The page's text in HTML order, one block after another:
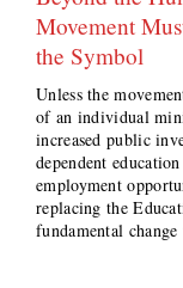
Movement
the Symbol
Unless the
of an individual
increased public
dependent
employment
replacing the
fundamental